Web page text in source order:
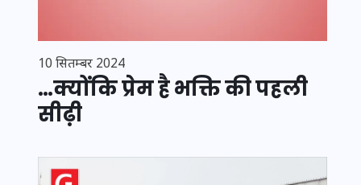
10 सितम्बर 2024
…क्योंकि प्रेम है भक्ति की पहली
सीढ़ी